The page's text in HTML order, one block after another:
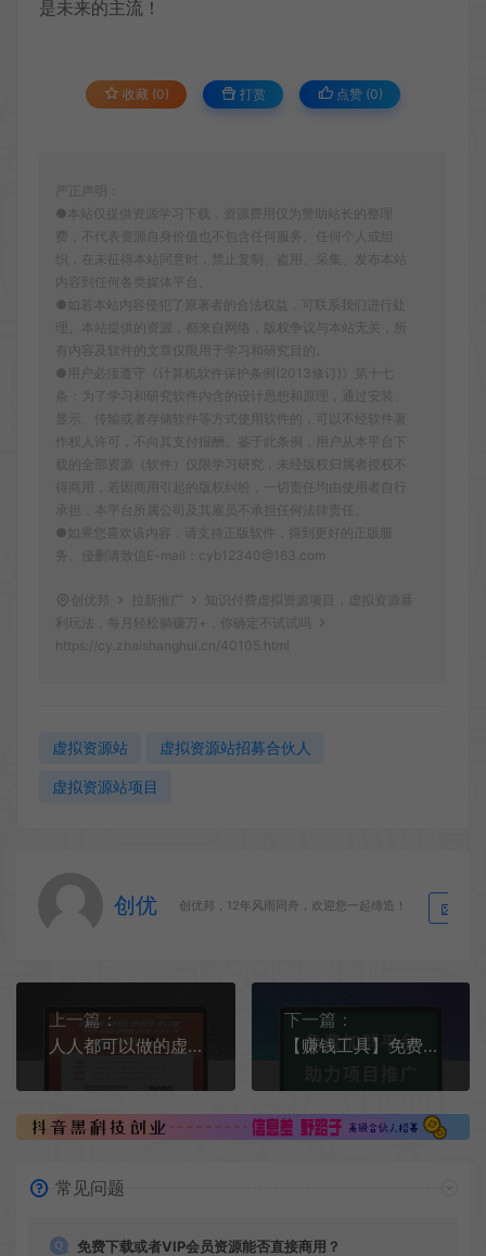
是未来的主流！
收藏 (0) 打赏 点赞 (0)
严正声明：
●本站仅提供资源学习下载，资源费用仅为赞助站长的整理
费，不代表资源自身价值也不包含任何服务。任何个人或组
织，在未征得本站同意时，禁止复制、盗用、采集、发布本站
内容到任何各类媒体平台。
●如若本站内容侵犯了原著者的合法权益，可联系我们进行处
理。本站提供的资源，都来自网络，版权争议与本站无关，所
有内容及软件的文章仅限用于学习和研究目的。
●用户必须遵守《计算机软件保护条例(2013修订)》第十七
条：为了学习和研究软件内含的设计思想和原理，通过安装、
显示、传输或者存储软件等方式使用软件的，可以不经软件著
作权人许可，不向其支付报酬。鉴于此条例，用户从本平台下
载的全部资源（软件）仅限学习研究，未经版权归属者授权不
得商用，若因商用引起的版权纠纷，一切责任均由使用者自行
承担，本平台所属公司及其雇员不承担任何法律责任。
●如果您喜欢该内容，请支持正版软件，得到更好的正版服
务。侵删请致信E-mail：cyb12340@163.com
创优邦 拉新推广
知识付费虚拟资源项目，虚拟资源暴
利玩法，每月轻松躺赚万+，你确定不试试吗
https://cy.zhaishanghui.cn/40105.html
虚拟资源站 虚拟资源站招募合伙人
虚拟资源站项目
创优 创优邦，12年风雨同舟，欢迎您一起缔造！
上一篇：
人人都可以做的虚拟资源网站变现项目到底是什么？
下一篇：
【赚钱工具】免费加群平台，人脉拓展平台，助力项目推广
常见问题
免费下载或者VIP会员资源能否直接商用？